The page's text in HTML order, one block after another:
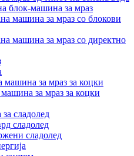
блок-машина за мраз
машина за мраз со блокови
машина за мраз со директно
машина за мраз за коцки
за мраз за коцки
сладолед
сладолед
сладолед